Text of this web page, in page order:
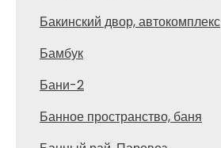
Бакинский двор, автокомплекс
Бамбук
Бани-2
Банное пространство, баня